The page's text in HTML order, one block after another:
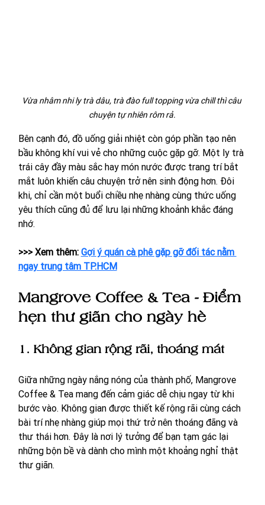
Vừa nhâm nhi ly trà dâu, trà đào full topping vừa chill thì câu
chuyện tự nhiên rôm rả.
Bên cạnh đó, đồ uống giải nhiệt còn góp phần tạo nên
bầu không khí vui vẻ cho những cuộc gặp gỡ. Một ly trà
trái cây đầy màu sắc hay món nước được trang trí bắt
mắt luôn khiến câu chuyện trở nên sinh động hơn. Đôi
khi, chỉ cần một buổi chiều nhẹ nhàng cùng thức uống
yêu thích cũng đủ để lưu lại những khoảnh khắc đáng
nhớ.
>>> Xem thêm: Gợi ý quán cà phê gặp gỡ đối tác nằm
ngay trung tâm TP.HCM
Mangrove Coffee & Tea - Điểm
hẹn thư giãn cho ngày hè
1. Không gian rộng rãi, thoáng mát
Giữa những ngày nắng nóng của thành phố, Mangrove
Coffee & Tea mang đến cảm giác dễ chịu ngay từ khi
bước vào. Không gian được thiết kế rộng rãi cùng cách
bài trí nhẹ nhàng giúp mọi thứ trở nên thoáng đãng và
thư thái hơn. Đây là nơi lý tưởng để bạn tạm gác lại
những bộn bề và dành cho mình một khoảng nghỉ thật
thư giãn.